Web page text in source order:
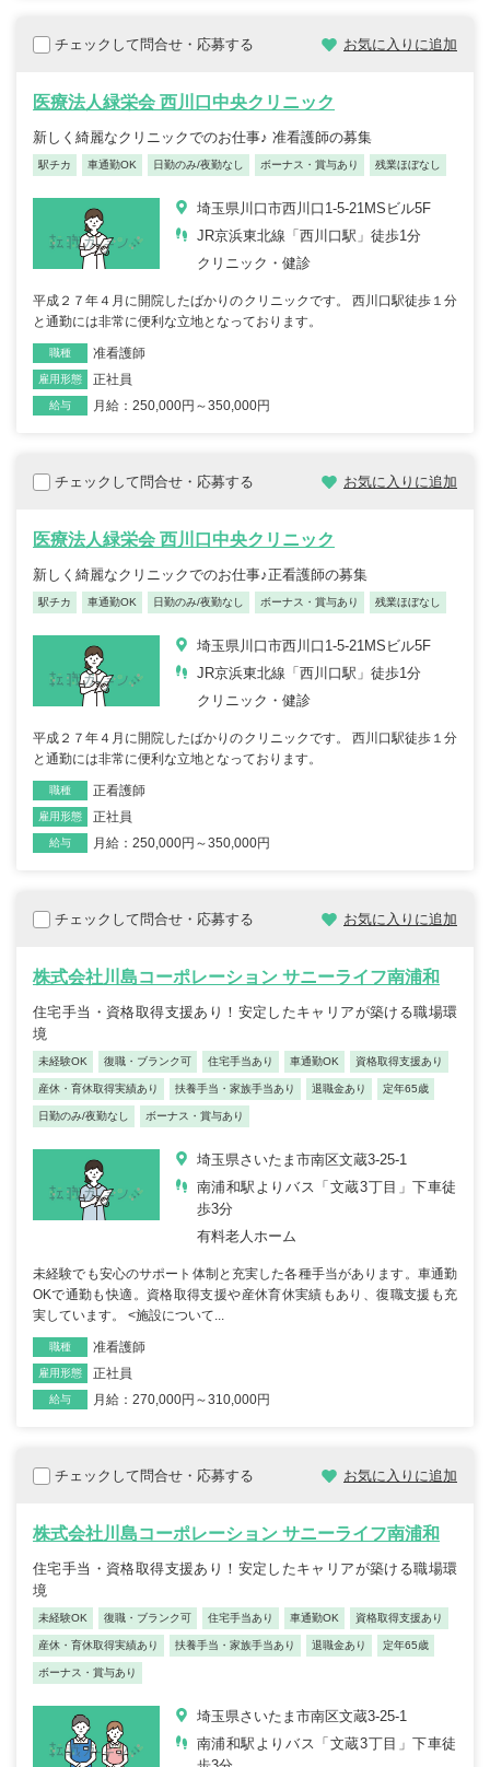
チェックして問合せ・応募する お気に入りに追加
医療法人緑栄会 西川口中央クリニック
新しく綺麗なクリニックでのお仕事♪ 准看護師の募集
駅チカ 車通勤OK 日勤のみ/夜勤なし ボーナス・賞与あり 残業ほぼなし
埼玉県川口市西川口1-5-21MSビル5F
JR京浜東北線「西川口駅」徒歩1分
クリニック・健診
平成２７年４月に開院したばかりのクリニックです。 西川口駅徒歩１分
と通勤には非常に便利な立地となっております。
職種 准看護師
雇用形態 正社員
給与 月給：250,000円～350,000円
チェックして問合せ・応募する お気に入りに追加
医療法人緑栄会 西川口中央クリニック
新しく綺麗なクリニックでのお仕事♪正看護師の募集
駅チカ 車通勤OK 日勤のみ/夜勤なし ボーナス・賞与あり 残業ほぼなし
埼玉県川口市西川口1-5-21MSビル5F
JR京浜東北線「西川口駅」徒歩1分
クリニック・健診
平成２７年４月に開院したばかりのクリニックです。 西川口駅徒歩１分
と通勤には非常に便利な立地となっております。
職種 正看護師
雇用形態 正社員
給与 月給：250,000円～350,000円
チェックして問合せ・応募する お気に入りに追加
株式会社川島コーポレーション サニーライフ南浦和
住宅手当・資格取得支援あり！安定したキャリアが築ける職場環
境
未経験OK 復職・ブランク可 住宅手当あり 車通勤OK 資格取得支援あり
産休・育休取得実績あり 扶養手当・家族手当あり 退職金あり 定年65歳
日勤のみ/夜勤なし ボーナス・賞与あり
埼玉県さいたま市南区文蔵3-25-1
南浦和駅よりバス「文蔵3丁目」下車徒
歩3分
有料老人ホーム
未経験でも安心のサポート体制と充実した各種手当があります。車通勤
OKで通勤も快適。資格取得支援や産休育休実績もあり、復職支援も充
実しています。 <施設について...
職種 准看護師
雇用形態 正社員
給与 月給：270,000円～310,000円
チェックして問合せ・応募する お気に入りに追加
株式会社川島コーポレーション サニーライフ南浦和
住宅手当・資格取得支援あり！安定したキャリアが築ける職場環
境
未経験OK 復職・ブランク可 住宅手当あり 車通勤OK 資格取得支援あり
産休・育休取得実績あり 扶養手当・家族手当あり 退職金あり 定年65歳
ボーナス・賞与あり
埼玉県さいたま市南区文蔵3-25-1
南浦和駅よりバス「文蔵3丁目」下車徒